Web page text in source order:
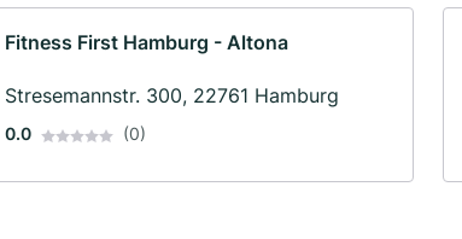
Fitness First Hamburg - Altona
Stresemannstr. 300, 22761 Hamburg
0.0 (0)